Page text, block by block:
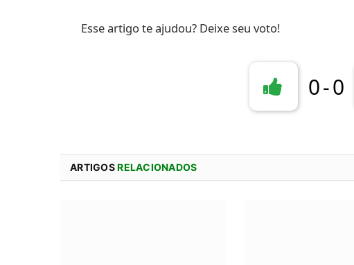
Esse artigo te ajudou? Deixe seu voto!
0-0
ARTIGOSRELACIONADOS